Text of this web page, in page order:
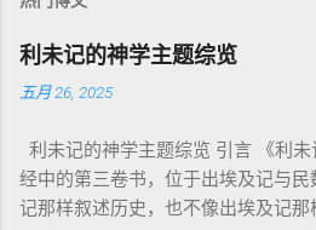
利未记的神学主题综览
五月 26, 2025
利未记的神学主题综览 引言 《利
经中的第三卷书，位于出埃及记与
记那样叙述历史，也不像出埃及记那